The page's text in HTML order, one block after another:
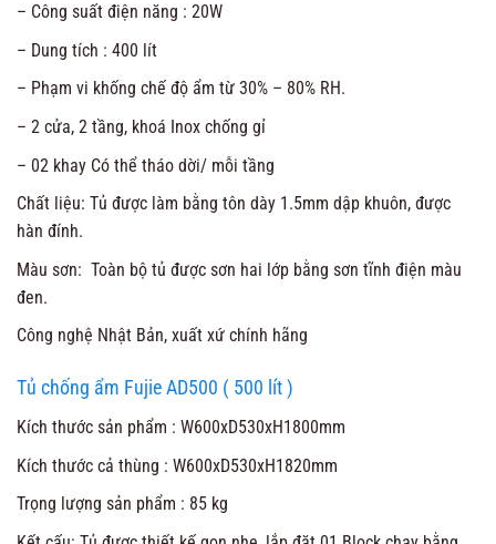
– Công suất điện năng : 20W
– Dung tích : 400 lít
– Phạm vi khống chế độ ẩm từ 30% – 80% RH.
– 2 cửa, 2 tầng, khoá Inox chống gỉ
– 02 khay Có thể tháo dời/ mỗi tầng
Chất liệu: Tủ được làm bằng tôn dày 1.5mm dập khuôn, được
hàn đính.
Màu sơn: Toàn bộ tủ được sơn hai lớp bằng sơn tĩnh điện màu
đen.
Công nghệ Nhật Bản, xuất xứ chính hãng
Tủ chống ẩm Fujie AD500 ( 500 lít )
Kích thước sản phẩm : W600xD530xH1800mm
Kích thước cả thùng : W600xD530xH1820mm
Trọng lượng sản phẩm : 85 kg